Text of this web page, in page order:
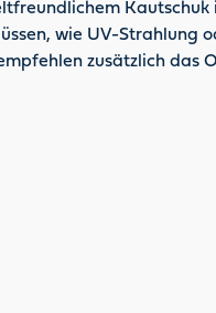
wie UV-
zusätzlich das